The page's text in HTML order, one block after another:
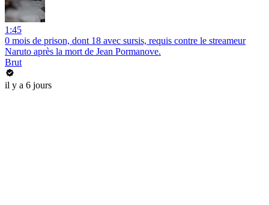
1:45
0 mois de prison, dont 18 avec sursis, requis contre le streameur
Naruto après la mort de Jean Pormanove.
Brut
il y a 6 jours